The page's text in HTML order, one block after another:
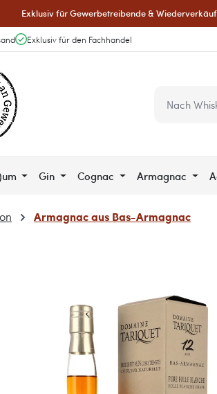
Exklusiv für Gewerbetreibende &
Exklusiv für den Fachhandel
Gin Cognac Armagnac
Armagnac aus Bas-Armagnac